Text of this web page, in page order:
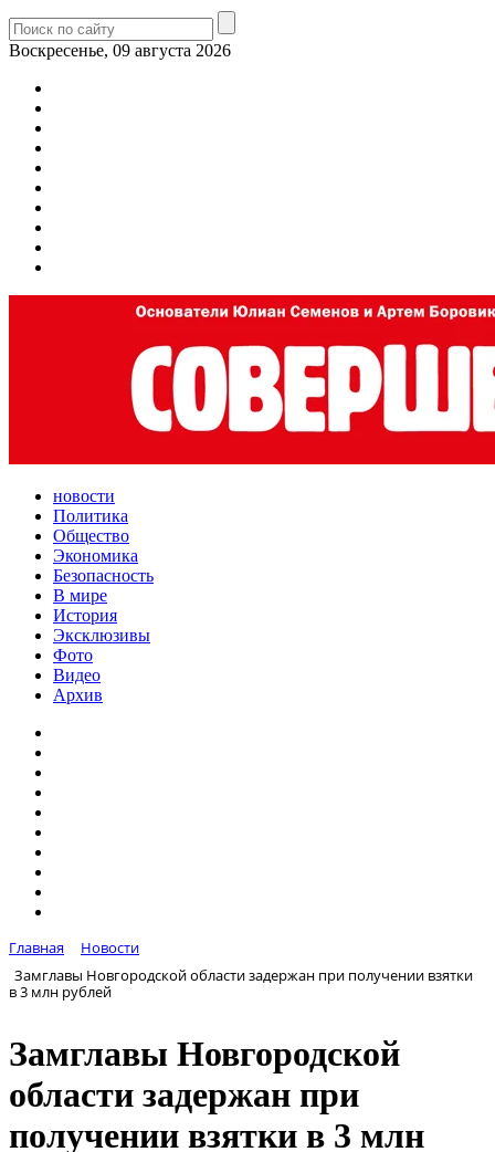
Воскресенье, 09 августа 2026
новости
Политика
Общество
Экономика
Безопасность
В мире
История
Эксклюзивы
Фото
Видео
Архив
Главная
Новости
Замглавы Новгородской области задержан при получении взятки
в 3 млн рублей
Замглавы Новгородской
области задержан при
получении взятки в 3 млн